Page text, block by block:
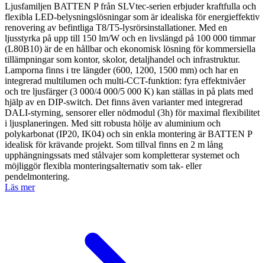
Ljusfamiljen BATTEN P från SLVtec-serien erbjuder kraftfulla och
flexibla LED-belysningslösningar som är idealiska för energieffektiv
renovering av befintliga T8/T5-lysrörsinstallationer. Med en
ljusstyrka på upp till 150 lm/W och en livslängd på 100 000 timmar
(L80B10) är de en hållbar och ekonomisk lösning för kommersiella
tillämpningar som kontor, skolor, detaljhandel och infrastruktur.
Lamporna finns i tre längder (600, 1200, 1500 mm) och har en
integrerad multilumen och multi-CCT-funktion: fyra effektnivåer
och tre ljusfärger (3 000/4 000/5 000 K) kan ställas in på plats med
hjälp av en DIP-switch. Det finns även varianter med integrerad
DALI-styrning, sensorer eller nödmodul (3h) för maximal flexibilitet
i ljusplaneringen. Med sitt robusta hölje av aluminium och
polykarbonat (IP20, IK04) och sin enkla montering är BATTEN P
idealisk för krävande projekt. Som tillval finns en 2 m lång
upphängningssats med stålvajer som kompletterar systemet och
möjliggör flexibla monteringsalternativ som tak- eller
pendelmontering.
Läs mer